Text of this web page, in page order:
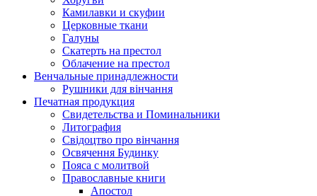
Камилавки и скуфии
Церковные ткани
Галуны
Скатерть на престол
Облачение на престол
Венчальные принадлежности
Рушники для вінчання
Печатная продукция
Свидетельства и Поминальники
Литография
Свідоцтво про вінчання
Освячення Будинку
Пояса с молитвой
Православные книги
Апостол